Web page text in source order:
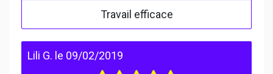
Travail efficace
Lili G. le 09/02/2019